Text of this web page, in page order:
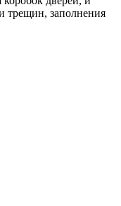
трещин, заполнения